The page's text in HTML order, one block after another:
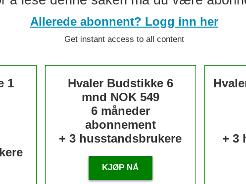
Allerede abonnent? Logg inn her
Get instant access to all content
1
Hvaler Budstikke 6
mnd NOK 549
6 måneder
abonnement
+ 3 husstandsbrukere
KJØP NÅ
+ 3